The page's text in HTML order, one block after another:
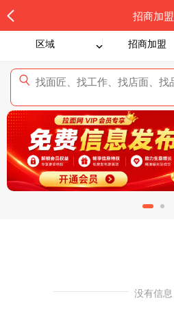
招商加盟
区域 招商加盟
没有信息